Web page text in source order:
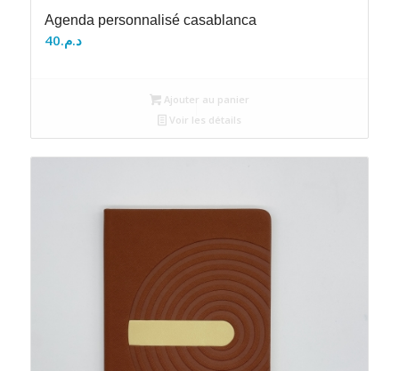
Agenda personnalisé casablanca
د.م.40
Ajouter au panier
Voir les détails